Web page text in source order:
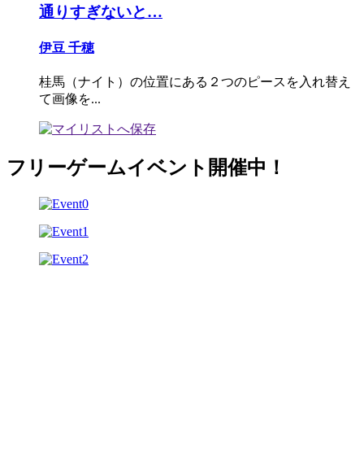
通りすぎないと…
伊豆 千穂
桂馬（ナイト）の位置にある２つのピースを入れ替え
て画像を...
フリーゲームイベント開催中！